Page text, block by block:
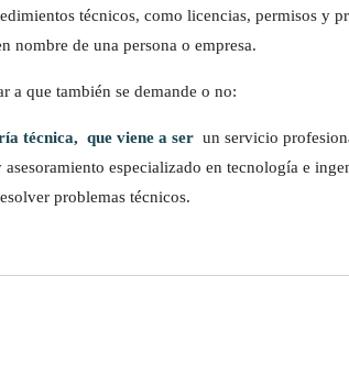
técnicos, como licencias, permisos y
nombre de una persona o empresa.
a que también se demande o no:
técnica, que viene a ser un servicio
asesoramiento especializado en tecnología e
problemas técnicos.